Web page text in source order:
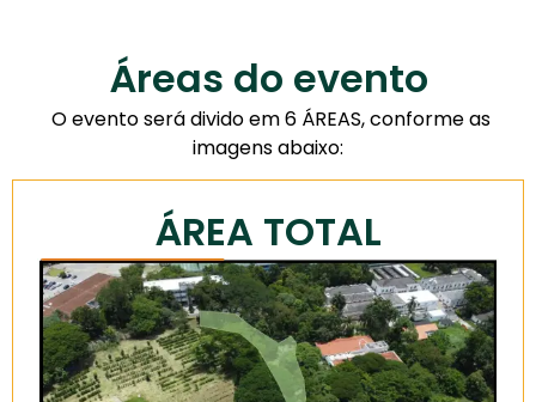
Áreas do evento
O evento será divido em6 ÁREAS,conforme as
imagens abaixo:
ÁREA TOTAL